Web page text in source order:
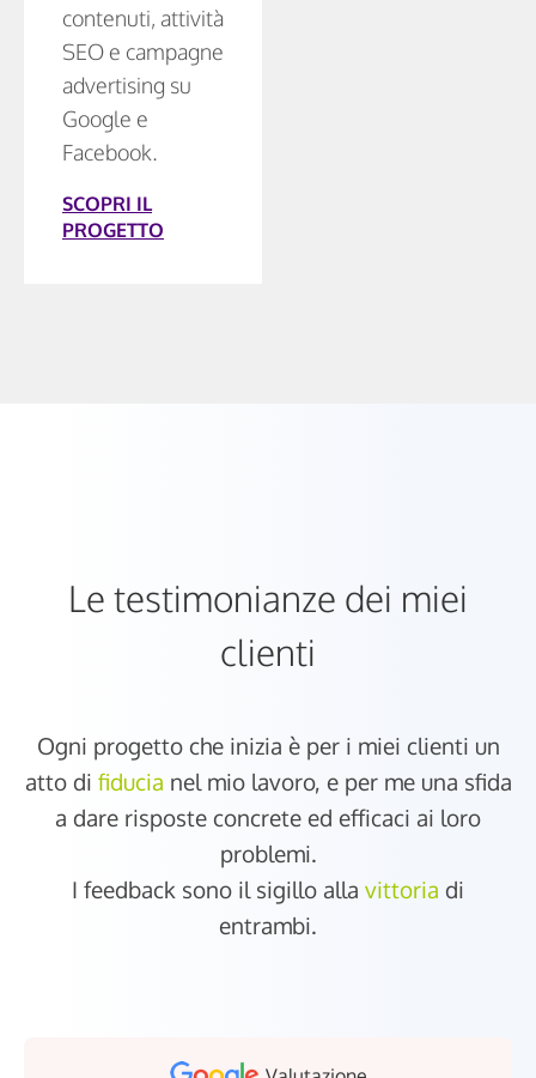
contenuti, attività
SEO e campagne
advertising su
Google e
Facebook.
SCOPRI IL
PROGETTO
Le testimonianze dei miei
clienti
Ogni progetto che inizia è per i miei clienti un
atto di fiducia nel mio lavoro, e per me una sfida
a dare risposte concrete ed efficaci ai loro
problemi.
I feedback sono il sigillo alla vittoria di
entrambi.